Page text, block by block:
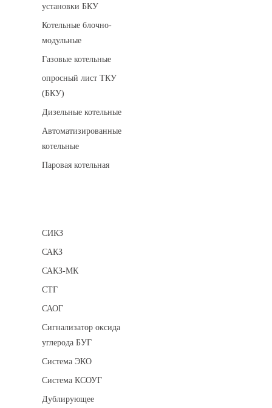
установки БКУ
Котельные блочно-
модульные
Газовые котельные
опросный лист ТКУ
(БКУ)
Дизельные котельные
Автоматизированные
котельные
Паровая котельная
СИКЗ
САКЗ
САКЗ-МК
СТГ
САОГ
Сигнализатор оксида
углерода БУГ
Система ЭКО
Система КСОУГ
Дублирующее